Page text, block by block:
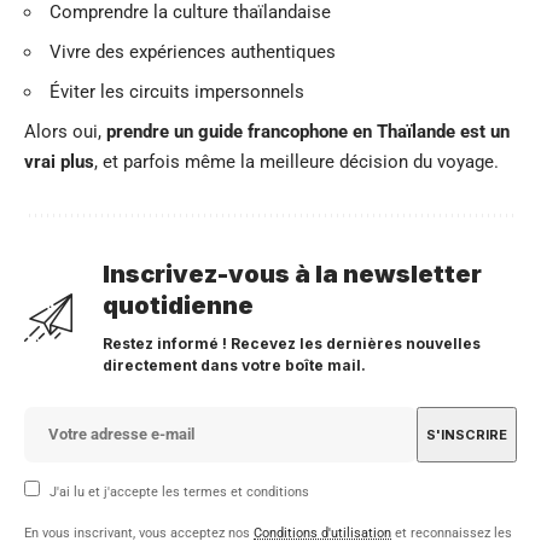
Comprendre la culture thaïlandaise
Vivre des expériences authentiques
Éviter les circuits impersonnels
Alors oui, prendre un guide francophone en Thaïlande est un
vrai plus, et parfois même la meilleure décision du voyage.
Inscrivez-vous à la newsletter
quotidienne
Restez informé ! Recevez les dernières nouvelles
directement dans votre boîte mail.
J'ai lu et j'accepte les termes et conditions
En vous inscrivant, vous acceptez nos Conditions d'utilisation et reconnaissez les